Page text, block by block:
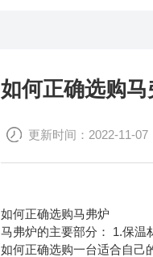
如何正确选购
更新时间：2022-11-07
如何正确选购马弗炉
马弗炉的主要部分： 1.保温
如何正确选购一台适合自己